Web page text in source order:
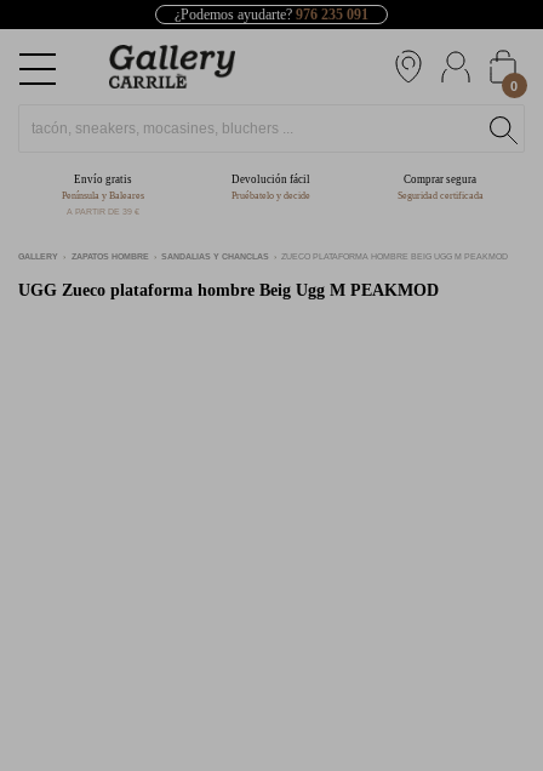
¿Podemos ayudarte? 976 235 091
0
Envío gratis
Península y Baleares
A PARTIR DE 39 €
Devolución fácil
Pruébatelo y decide
Comprar segura
Seguridad certificada
GALLERY ZAPATOS HOMBRE SANDALIAS Y CHANCLAS ZUECO PLATAFORMA HOMBRE BEIG UGG M PEAKMOD
UGG Zueco plataforma hombre Beig Ugg M PEAKMOD